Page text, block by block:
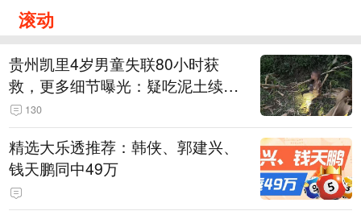
滚动
贵州凯里4岁男童失联80小时获
救，更多细节曝光：疑吃泥土续
命，搜救至20米附近错过多找3天
130
精选大乐透推荐：韩侠、郭建兴、
钱天鹏同中49万